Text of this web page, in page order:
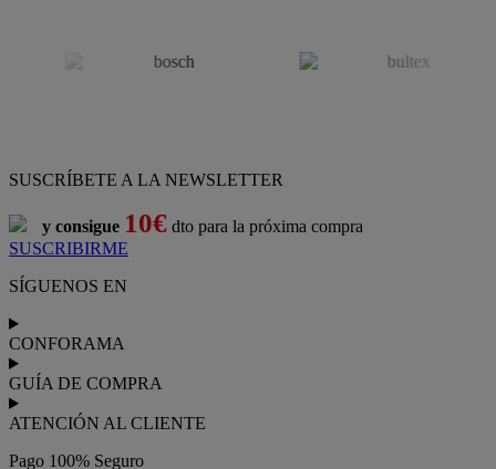
SUSCRÍBETE A LA NEWSLETTER
y consigue 10€ dto para la próxima compra
SUSCRIBIRME
SÍGUENOS EN
CONFORAMA
GUÍA DE COMPRA
ATENCIÓN AL CLIENTE
Pago 100% Seguro